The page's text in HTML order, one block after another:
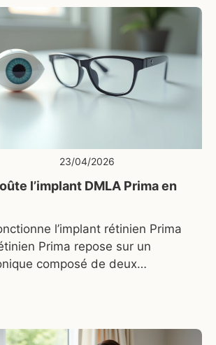
23/04/2026
l’implant DMLA Prima en
l’implant rétinien Prima
Prima repose sur un
composé de deux